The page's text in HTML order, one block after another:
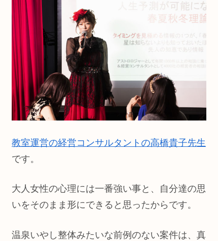
教室運営の経営コンサルタントの高橋貴子先生
です。
大人女性の心理には一番強い事と、自分達の思
いをそのまま形にできると思ったからです。
温泉いやし整体みたいな前例のない案件は、真